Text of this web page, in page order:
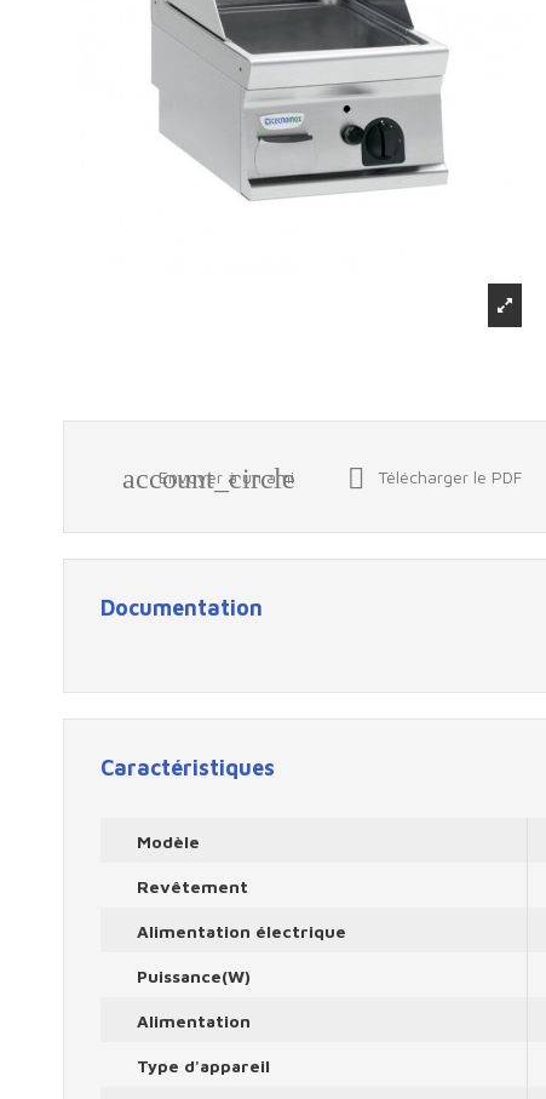
account_circle
Envoyer à un ami  Télécharger le PDF
Documentation
Caractéristiques
Modèle
Revêtement
Alimentation électrique
Puissance(W)
Alimentation
Type d'appareil